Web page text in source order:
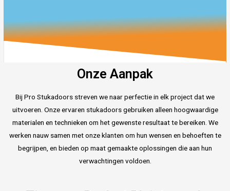
Onze Aanpak
Bij Pro Stukadoors streven we naar perfectie in elk project dat we
uitvoeren. Onze ervaren stukadoors gebruiken alleen hoogwaardige
materialen en technieken om het gewenste resultaat te bereiken. We
werken nauw samen met onze klanten om hun wensen en behoeften te
begrijpen, en bieden op maat gemaakte oplossingen die aan hun
verwachtingen voldoen.